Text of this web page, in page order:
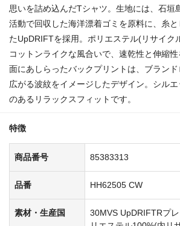
思いを詰め込んだTシャツ。生地には、石垣
活動で回収した海洋漂着ゴミを原料に、糸
たUpDRIFTを採用。ポリエステル(リサイク
コットンライクな風合いで、速乾性と伸縮
面にあしらったバックプリントは、ブラン
広がる波紋をイメージしたデザイン。シル
のあるリラックスフィットです。
特徴
商品番号 85383313
品番 HH62505 CW
素材・生産国
30MVS UpDRIFTRプ